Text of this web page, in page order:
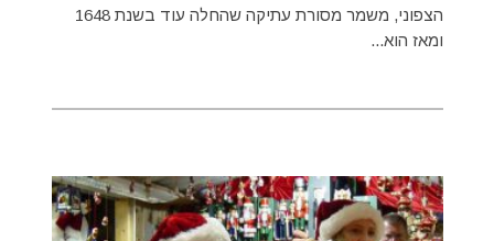
הצפוני, משמר מסורת עתיקה שהחלה עוד בשנת 1648
ומאז הוא...